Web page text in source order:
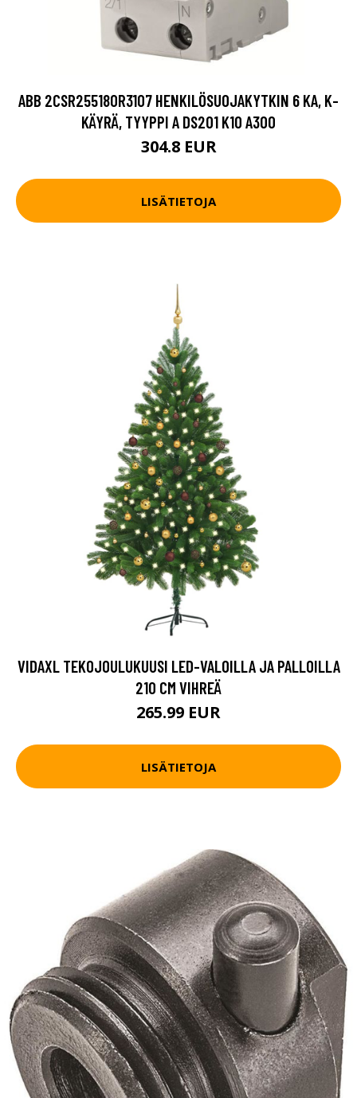
ABB 2CSR255180R3107 HENKILÖSUOJAKYTKIN 6 KA, K-
KÄYRÄ, TYYPPI A DS201 K10 A300
304.8 EUR
LISÄTIETOJA
VIDAXL TEKOJOULUKUUSI LED-VALOILLA JA PALLOILLA
210 CM VIHREÄ
265.99 EUR
LISÄTIETOJA